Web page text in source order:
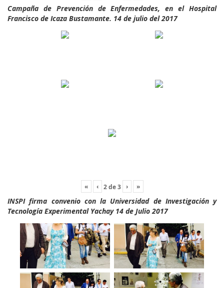
Campaña de Prevención de Enfermedades, en el Hospital
Francisco de Icaza Bustamante. 14 de julio del 2017
« ‹ 2de3 › »
INSPI firma convenio con la Universidad de Investigación y
Tecnología Experimental Yachay 14 de Julio 2017